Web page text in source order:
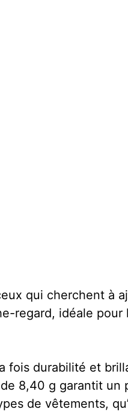
qui cherchent à
regard, idéale pour
fois durabilité et
8,40 g garantit un
de vêtements,